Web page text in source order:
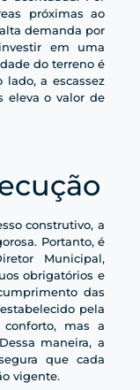
próximas ao
demanda por
em uma
do terreno é
a escassez
eleva o valor de
construtivo, a
Portanto, é
Municipal,
obrigatórios e
das
pela
mas a
maneira, a
que cada
vigente.